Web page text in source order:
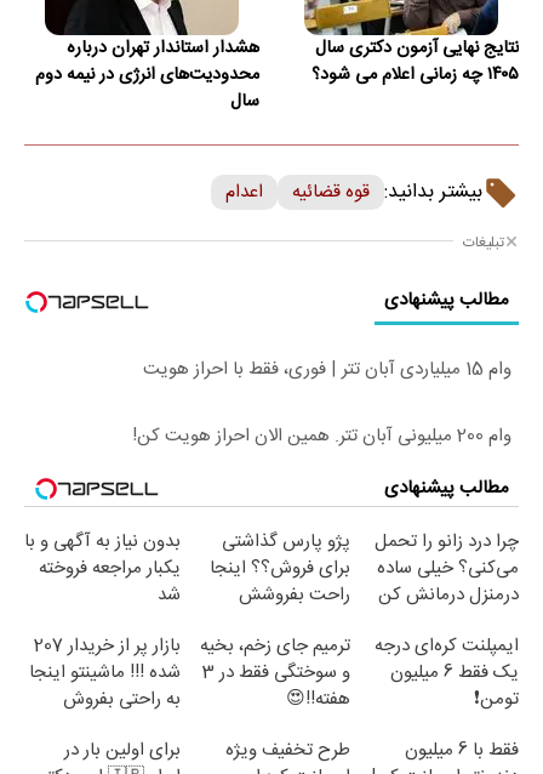
نتایج نهایی آزمون دکتری سال
۱۴۰۵ چه زمانی اعلام می شود؟
هشدار استاندار تهران درباره
محدودیت‌های انرژی در نیمه دوم
سال
بیشتر بدانید: قوه قضائیه اعدام
تبلیغات
مطالب پیشنهادی
وام 15 میلیاردی آبان تتر | فوری، فقط با احراز هویت
وام 200 میلیونی آبان تتر. همین الان احراز هویت کن!
مطالب پیشنهادی
چرا درد زانو را تحمل
می‌کنی؟ خیلی ساده
درمنزل درمانش کن
پژو پارس گذاشتی
برای فروش؟؟ اینجا
راحت بفروشش
بدون نیاز به آگهی و با
یکبار مراجعه فروخته
شد
ایمپلنت کره‌ای درجه
یک فقط 6 میلیون
تومن❗
ترمیم جای زخم، بخیه
و سوختگی فقط در 3
هفته!!😍
بازار پر از خریدار 207
شده !!! ماشینتو اینجا
به راحتی بفروش
فقط با 6 میلیون
طرح تخفیف ویژه
برای اولین بار در